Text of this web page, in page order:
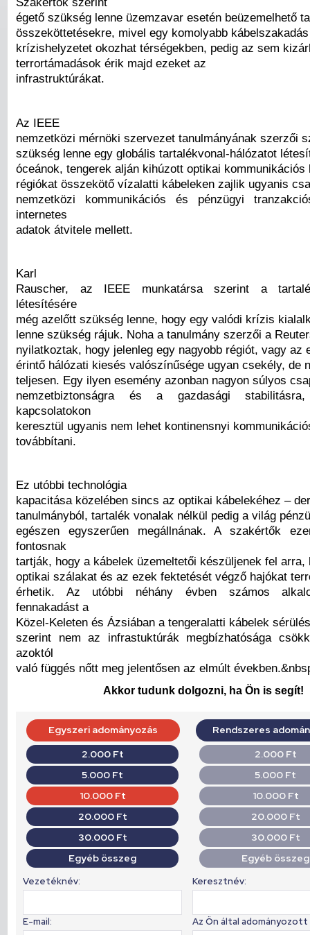
égető szükség lenne üzemzavar esetén beüzemelhető
összeköttetésekre, mivel egy komolyabb
krízishelyzetet okozhat térségekben, pedig az sem
terrortámadások érik majd ezeket az
infrastruktúrákat.
Az IEEE
nemzetközi mérnöki szervezet tanulmányának szerzői
szükség lenne egy globális tartalékvonal-hálózatot
óceánok, tengerek alján kihúzott optikai kommunikációs
régiókat összekötő vízalatti kábeleken zajlik ugyanis
nemzetközi kommunikációs és pénzügyi
internetes
adatok átvitele mellett.
Karl
Rauscher, az IEEE munkatársa szerint a
létesítésére
még azelőtt szükség lenne, hogy egy valódi krízis
lenne szükség rájuk. Noha a tanulmány szerzői a
nyilatkoztak, hogy jelenleg egy nagyobb régiót, vagy az
érintő hálózati kiesés valószínűsége ugyan csekély, de
teljesen. Egy ilyen esemény azonban nagyon súlyos
nemzetbiztonságra és a gazdasági
kapcsolatokon
keresztül ugyanis nem lehet kontinensnyi
továbbítani.
Ez utóbbi technológia
kapacitása közelében sincs az optikai kábelekéhez –
tanulmányból, tartalék vonalak nélkül pedig a világ
egészen egyszerűen megállnának. A szakértők
fontosnak
tartják, hogy a kábelek üzemeltetői készüljenek fel arra,
optikai szálakat és az ezek fektetését végző hajókat
érhetik. Az utóbbi néhány évben számos
fennakadást a
Közel-Keleten és Ázsiában a tengeralatti kábelek
szerint nem az infrastuktúrák megbízhatósága
azoktól
való függés nőtt meg jelentősen az elmúlt
Akkor tudunk dolgozni, ha Ön is segít!